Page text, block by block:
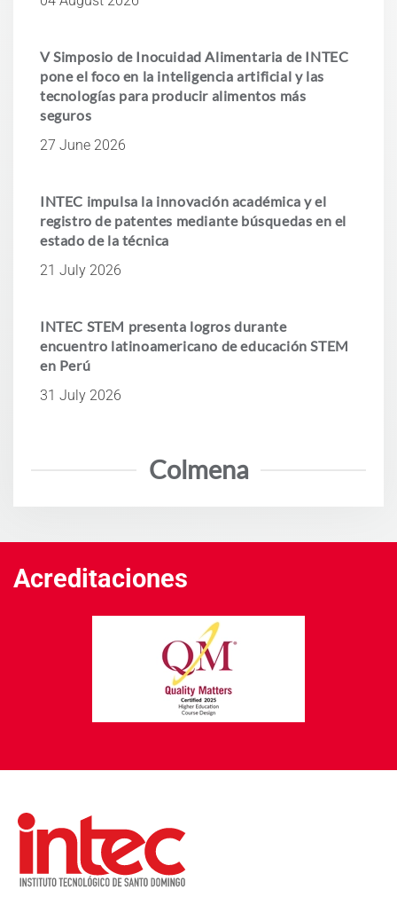
V Simposio de Inocuidad Alimentaria de INTEC
pone el foco en la inteligencia artificial y las
tecnologías para producir alimentos más
seguros
27 June 2026
INTEC impulsa la innovación académica y el
registro de patentes mediante búsquedas en el
estado de la técnica
21 July 2026
INTEC STEM presenta logros durante
encuentro latinoamericano de educación STEM
en Perú
31 July 2026
Colmena
Acreditaciones